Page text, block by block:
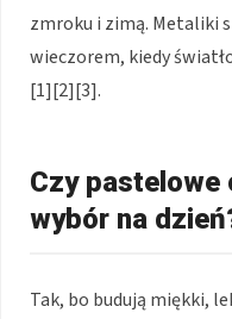
zmroku i zimą. Metaliki
wieczorem, kiedy
[1][2][3].
Czy pastelowe
wybór na
Tak, bo budują miękki,